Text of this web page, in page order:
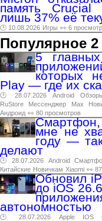
память Crucial
лишь 37% её
🕑 10.08.2026 Игры 👀 6
Популярное 2
5
которых
Play — где их
🕑 28.07.2026 Android
RuStore
Мессенджер Max
Андроид 👀 80 просмотров
мне не
году —
делают
🕑 28.07.2026 Android
Китайские Новичкам Xiaomi 👀
Обновил
до iOS
автономностью
🕑 28.07.2026 Apple IOS